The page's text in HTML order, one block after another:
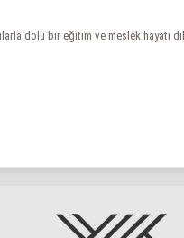
dolu bir eğitim ve meslek hayatı